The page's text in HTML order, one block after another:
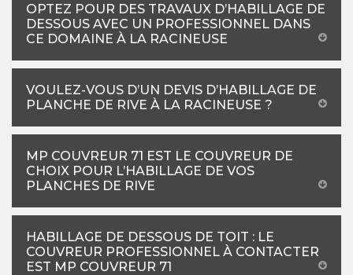
OPTEZ POUR DES TRAVAUX D’HABILLAGE DE
DESSOUS AVEC UN PROFESSIONNEL DANS
CE DOMAINE À LA RACINEUSE
VOULEZ-VOUS D’UN DEVIS D’HABILLAGE DE
PLANCHE DE RIVE À LA RACINEUSE ?
MP COUVREUR 71 EST LE COUVREUR DE
CHOIX POUR L’HABILLAGE DE VOS
PLANCHES DE RIVE
HABILLAGE DE DESSOUS DE TOIT : LE
COUVREUR PROFESSIONNEL À CONTACTER
EST MP COUVREUR 71